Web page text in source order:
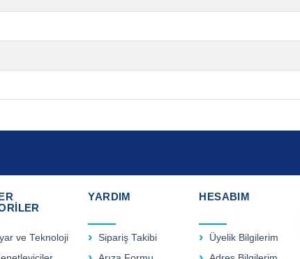
ve Teknoloji
YARDIM
Sipariş Takibi
HESABIM
Üyelik Bilgilerim